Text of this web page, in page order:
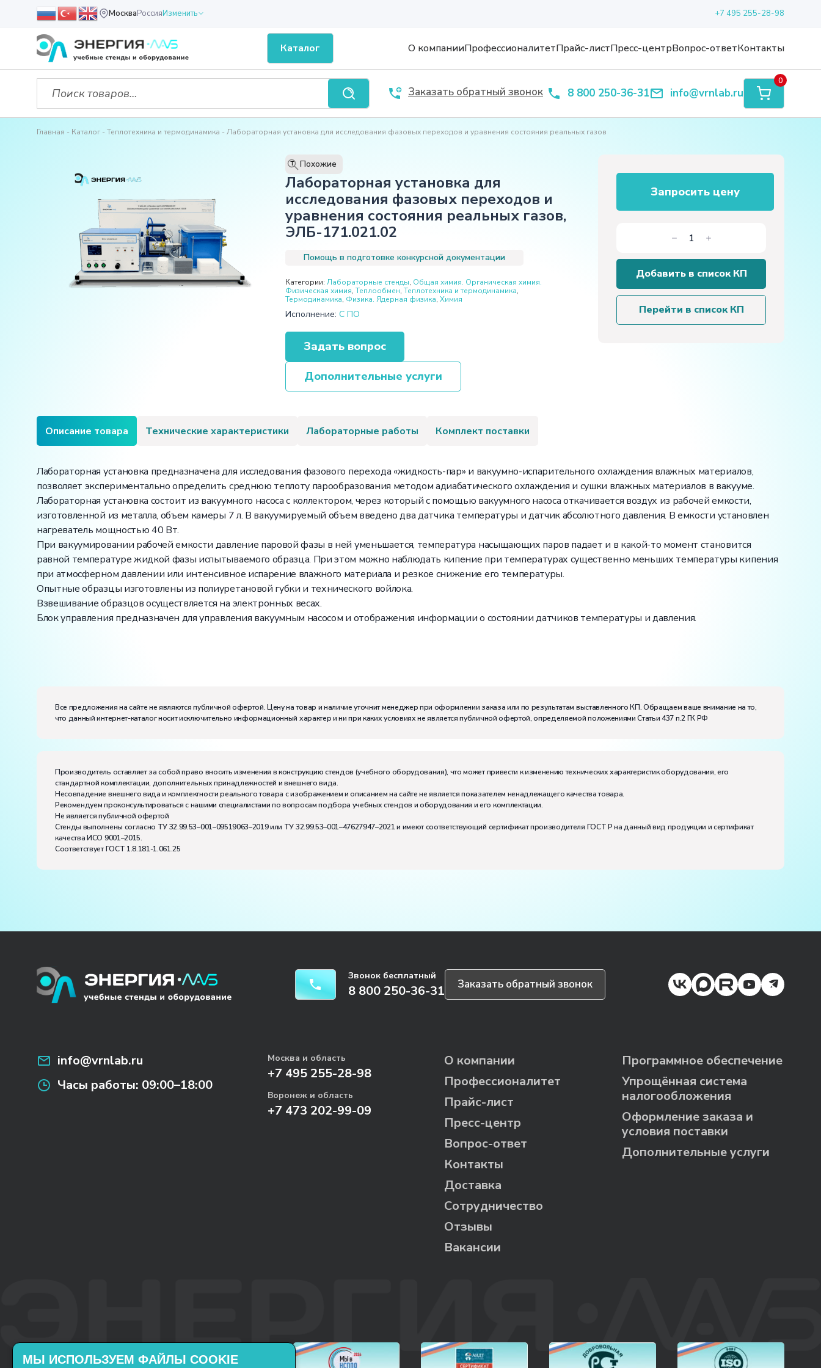
МоскваРоссияИзменить +7 495 255-28-98
Каталог О компанииПрофессионалитетПрайс-листПресс-центрВопрос-ответКонтакты
Заказать обратный звонок 8 800 250-36-31 info@vrnlab.ru
0
Главная Каталог Теплотехника и термодинамика Лабораторная установка для исследования фазовых переходов и уравнения состояния реальных газов
T Похожие
Лабораторная установка для
исследования фазовых переходов и
уравнения состояния реальных газов,
ЭЛБ-171.021.02
Помощь в подготовке конкурсной документации
Категории: Лабораторные стенды, Общая химия. Органическая химия.
Физическая химия, Теплообмен, Теплотехника и термодинамика,
Термодинамика, Физика. Ядерная физика, Химия
Исполнение: С ПО
Задать вопрос
Дополнительные услуги
Запросить цену
Количество
товара
Лабораторная
для
исследования
Добавить в список КП
Перейти в список КП
Описание товара Технические характеристики Лабораторные работы Комплект поставки
Лабораторная установка предназначена для исследования фазового перехода «жидкость-пар» и вакуумно-испарительного охлаждения влажных материалов,
позволяет экспериментально определить среднюю теплоту парообразования методом адиабатического охлаждения и сушки влажных материалов в вакууме.
Лабораторная установка состоит из вакуумного насоса с коллектором, через который с помощью вакуумного насоса откачивается воздух из рабочей емкости,
изготовленной из металла, объем камеры 7 л. В вакуумируемый объем введено два датчика температуры и датчик абсолютного давления. В емкости установлен
нагреватель мощностью 40 Вт.
При вакуумировании рабочей емкости давление паровой фазы в ней уменьшается, температура насыщающих паров падает и в какой-то момент становится
равной температуре жидкой фазы испытываемого образца. При этом можно наблюдать кипение при температурах существенно меньших температуры кипения
при атмосферном давлении или интенсивное испарение влажного материала и резкое снижение его температуры.
Опытные образцы изготовлены из полиуретановой губки и технического войлока.
Взвешивание образцов осуществляется на электронных весах.
Блок управления предназначен для управления вакуумным насосом и отображения информации о состоянии датчиков температуры и давления.
Потребляемая мощность, В·А:
500
Электропитание:
Диапазон рабочих температур, ˚С:
Влажность, %:до 80
Количество человек, которое одновременно и активно может работать на комплекте:2
Все предложения на сайте не являются публичной офертой. Цену на товар и наличие уточнит менеджер при оформлении заказа или по результатам выставленного КП. Обращаем ваше внимание на то,
что данный интернет-каталог носит исключительно информационный характер и ни при каких условиях не является публичной офертой, определяемой положениями Статьи 437 п.2 ГК РФ
Производитель оставляет за собой право вносить изменения в конструкцию стендов (учебного оборудования), что может привести к изменению технических характеристик оборудования, его
стандартной комплектации, дополнительных принадлежностей и внешнего вида.
Несовпадение внешнего вида и комплектности реального товара с изображением и описанием на сайте не является показателем ненадлежащего качества товара.
Рекомендуем проконсультироваться с нашими специалистами по вопросам подбора учебных стендов и оборудования и его комплектации.
Не является публичной офертой
Стенды выполнены согласно ТУ 32.99.53–001–09519063–2019 или ТУ 32.99.53–001–47627947–2021 и имеют соответствующий сертификат производителя ГОСТ Р на данный вид продукции и сертификат
качества ИСО 9001–2015.
Соответствует ГОСТ 1.8.181-1.061.25
Звонок бесплатный
8 800 250-36-31 Заказать обратный звонок
info@vrnlab.ru
Часы работы: 09:00–18:00
Москва и область
+7 495 255-28-98
Воронеж и область
+7 473 202-99-09
О компании
Профессионалитет
Прайс-лист
Пресс-центр
Вопрос-ответ
Контакты
Доставка
Сотрудничество
Отзывы
Вакансии
Программное обеспечение
Упрощённая система
налогообложения
Оформление заказа и
условия поставки
Дополнительные услуги
МЫ ИСПОЛЬЗУЕМ ФАЙЛЫ COOKIE